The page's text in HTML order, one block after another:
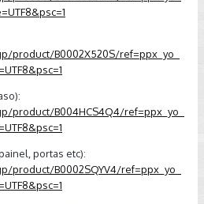
product/B0002X520S/ref=ppx_yo_
product/B004HCS4Q4/ref=ppx_yo_
portas etc):
product/B0002SQYV4/ref=ppx_yo_